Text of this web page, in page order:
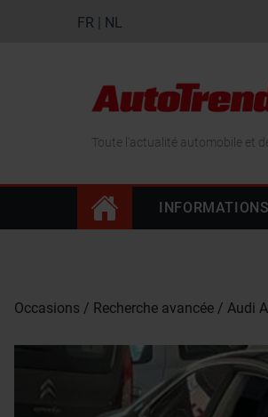
FR | NL
Toute l'actualité automobile et
INFORMATIONS
Occasions Recherche avancée Audi